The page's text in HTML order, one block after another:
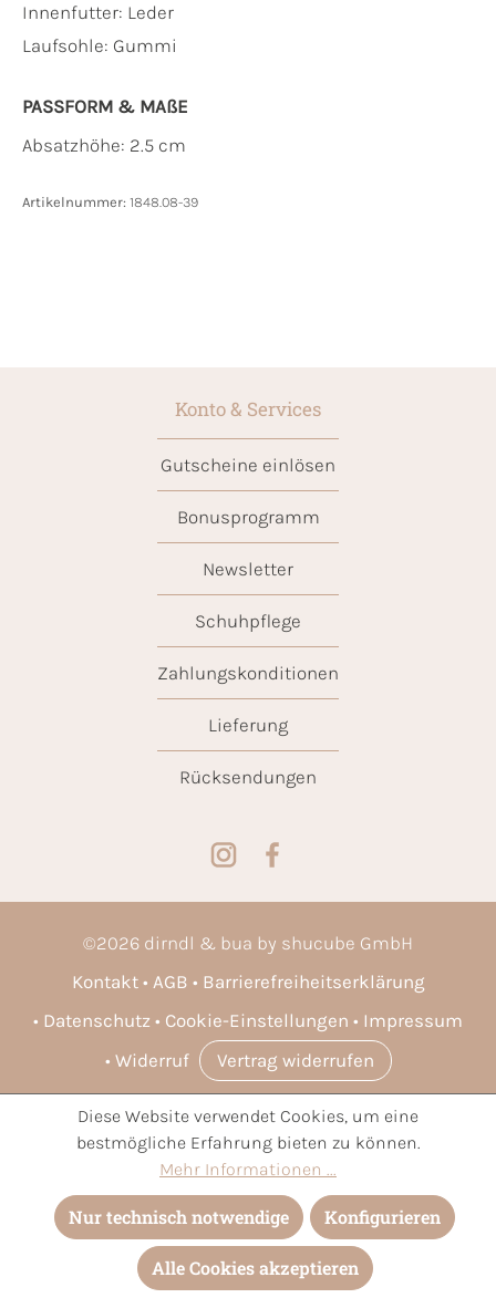
Innenfutter: Leder
Laufsohle: Gummi
PASSFORM & MAẞE
Absatzhöhe: 2.5 cm
Artikelnummer: 1848.08-39
Konto & Services
Gutscheine einlösen
Bonusprogramm
Newsletter
Schuhpflege
Zahlungskonditionen
Lieferung
Rücksendungen
©2026 dirndl & bua by shucube GmbH
Kontakt
AGB
Barrierefreiheitserklärung
Datenschutz
Cookie-Einstellungen
Impressum
Widerruf
Vertrag widerrufen
* Alle Preise inkl. gesetzl. Mehrwertsteuer zzgl.Versandkosten
und ggf. Nachnahmegebühren, wenn nicht anders angegeben.
Diese Website verwendet Cookies, um eine
bestmögliche Erfahrung bieten zu können.
Mehr Informationen ...
Nur technisch notwendige Konfigurieren
Alle Cookies akzeptieren